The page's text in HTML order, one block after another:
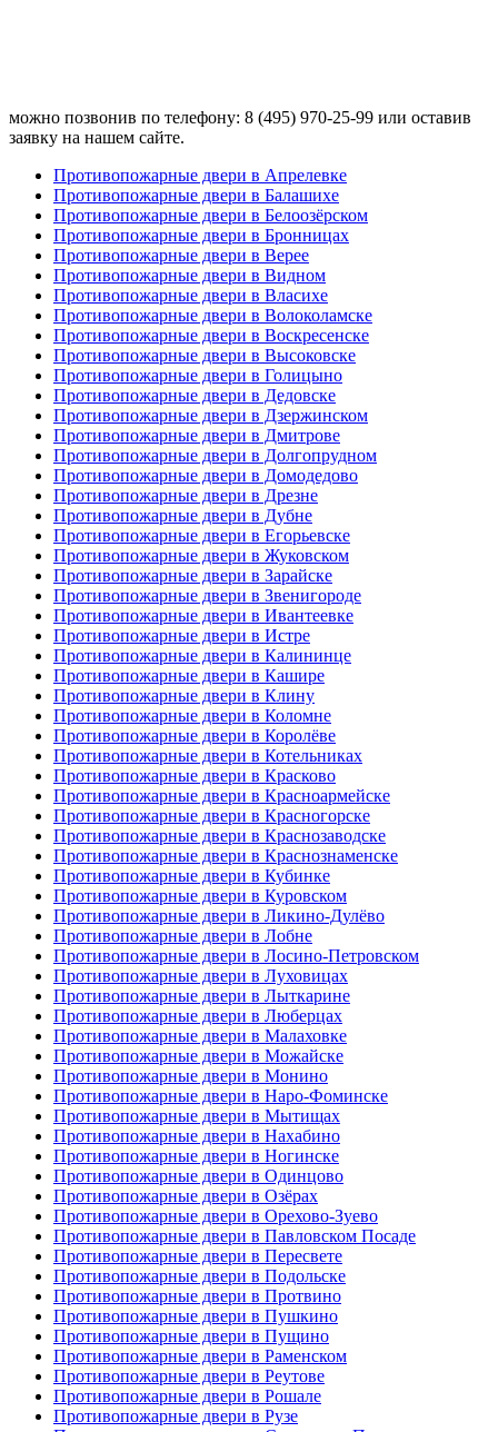
можно позвонив по телефону: 8 (495) 970-25-99 или оставив
заявку на нашем сайте.
Противопожарные двери в Апрелевке
Противопожарные двери в Балашихе
Противопожарные двери в Белоозёрском
Противопожарные двери в Бронницах
Противопожарные двери в Верее
Противопожарные двери в Видном
Противопожарные двери в Власихе
Противопожарные двери в Волоколамске
Противопожарные двери в Воскресенске
Противопожарные двери в Высоковске
Противопожарные двери в Голицыно
Противопожарные двери в Дедовске
Противопожарные двери в Дзержинском
Противопожарные двери в Дмитрове
Противопожарные двери в Долгопрудном
Противопожарные двери в Домодедово
Противопожарные двери в Дрезне
Противопожарные двери в Дубне
Противопожарные двери в Егорьевске
Противопожарные двери в Жуковском
Противопожарные двери в Зарайске
Противопожарные двери в Звенигороде
Противопожарные двери в Ивантеевке
Противопожарные двери в Истре
Противопожарные двери в Калининце
Противопожарные двери в Кашире
Противопожарные двери в Клину
Противопожарные двери в Коломне
Противопожарные двери в Королёве
Противопожарные двери в Котельниках
Противопожарные двери в Красково
Противопожарные двери в Красноармейске
Противопожарные двери в Красногорске
Противопожарные двери в Краснозаводске
Противопожарные двери в Краснознаменске
Противопожарные двери в Кубинке
Противопожарные двери в Куровском
Противопожарные двери в Ликино-Дулёво
Противопожарные двери в Лобне
Противопожарные двери в Лосино-Петровском
Противопожарные двери в Луховицах
Противопожарные двери в Лыткарине
Противопожарные двери в Люберцах
Противопожарные двери в Малаховке
Противопожарные двери в Можайске
Противопожарные двери в Монино
Противопожарные двери в Наро-Фоминске
Противопожарные двери в Мытищах
Противопожарные двери в Нахабино
Противопожарные двери в Ногинске
Противопожарные двери в Одинцово
Противопожарные двери в Озёрах
Противопожарные двери в Орехово-Зуево
Противопожарные двери в Павловском Посаде
Противопожарные двери в Пересвете
Противопожарные двери в Подольске
Противопожарные двери в Протвино
Противопожарные двери в Пушкино
Противопожарные двери в Пущино
Противопожарные двери в Раменском
Противопожарные двери в Реутове
Противопожарные двери в Рошале
Противопожарные двери в Рузе